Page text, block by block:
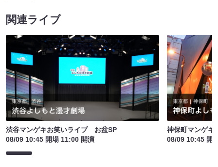
関連ライブ
渋谷マンゲキお笑いライブ お盆SP
08/09 10:45 開場 11:00 開演
神保町マンゲキ
08/09 10:45 開